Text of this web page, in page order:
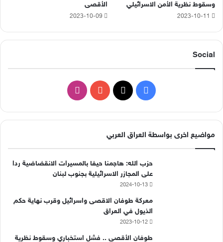
وسقوط نظرية الأمن الاسرائيلي
2023-10-11
الأقصى
2023-10-09
Social
فيسبوك ‫YouTubeانستقرام
مواضيع اخرى بواسطة العراق العربي
حزب الله: هاجمنا حيفا بالمسيرات الانقضاضية ردا
على المجازر الاسرائيلية بجنوب لبنان
2024-10-13
معركة طوفان الاقصى واسرائيل وقرب نهاية حكم
الذيول في العراق
2023-10-12
طوفان الأقصى .. فشل استخباري وسقوط نظرية